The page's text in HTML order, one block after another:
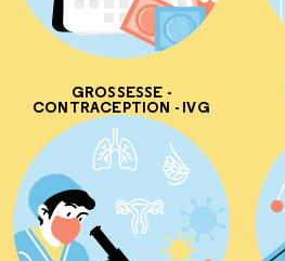
GROSSESSE -
CONTRACEPTION - IVG